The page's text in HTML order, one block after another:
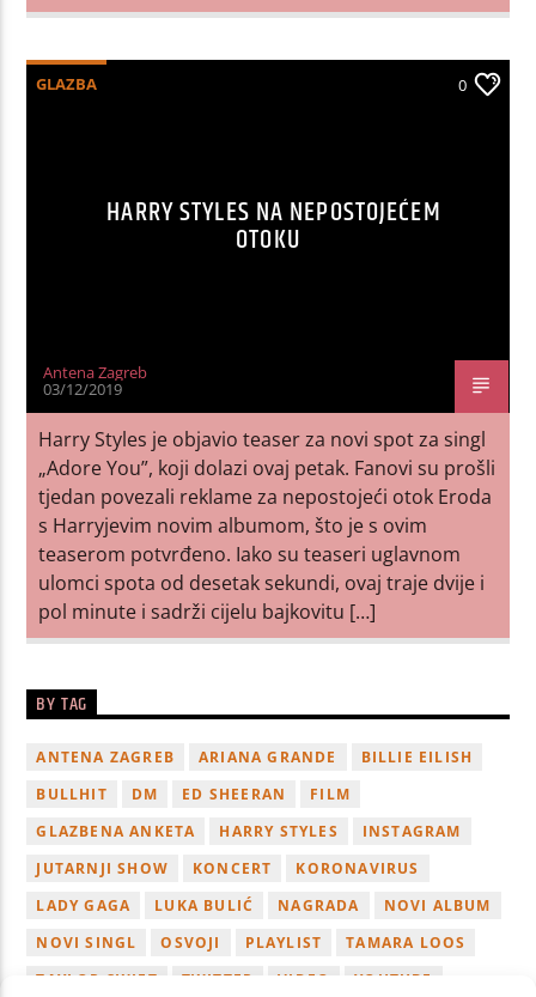
GLAZBA 0
HARRY STYLES NA NEPOSTOJEĆEM
OTOKU
Antena Zagreb
03/12/2019
Harry Styles je objavio teaser za novi spot za singl
„Adore You”, koji dolazi ovaj petak. Fanovi su prošli
tjedan povezali reklame za nepostojeći otok Eroda
s Harryjevim novim albumom, što je s ovim
teaserom potvrđeno. Iako su teaseri uglavnom
ulomci spota od desetak sekundi, ovaj traje dvije i
pol minute i sadrži cijelu bajkovitu […]
BY TAG
ANTENA ZAGREB ARIANA GRANDE
BILLIE EILISH
BULLHIT
DM ED SHEERAN
FILM
GLAZBENA ANKETA
HARRY STYLES
INSTAGRAM
JUTARNJI SHOW
KONCERT
KORONAVIRUS
LADY GAGA
LUKA BULIĆ NAGRADA
NOVI ALBUM
NOVI SINGL
OSVOJI PLAYLIST
TAMARA LOOS
TAYLOR SWIFT
TWITTER VIDEO YOUTUBE